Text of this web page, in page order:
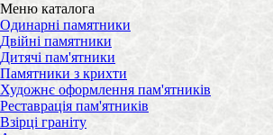
Меню каталога
Одинарні памятники
Двійні памятники
Дитячі пам'ятники
Памятники з крихти
Художнє оформлення пам'ятників
Реставрація пам'ятників
Взірці граніту